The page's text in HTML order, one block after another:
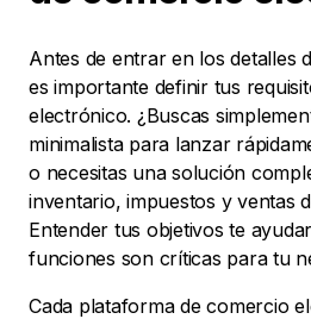
Antes de entrar en los detalles
es importante definir tus
electrónico. ¿Buscas
minimalista para lanzar
o necesitas una solución
inventario, impuestos y ventas
Entender tus objetivos te
funciones son críticas para tu
Cada plataforma de comercio